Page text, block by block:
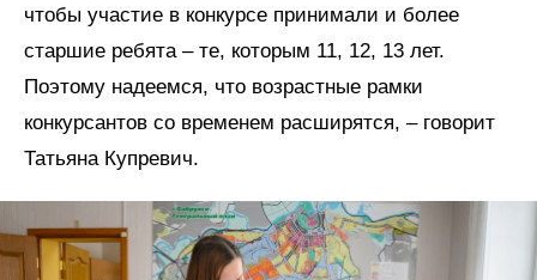
чтобы участие в конкурсе принимали и более
старшие ребята – те, которым 11, 12, 13 лет.
Поэтому надеемся, что возрастные рамки
конкурсантов со временем расширятся, – говорит
Татьяна Купревич.